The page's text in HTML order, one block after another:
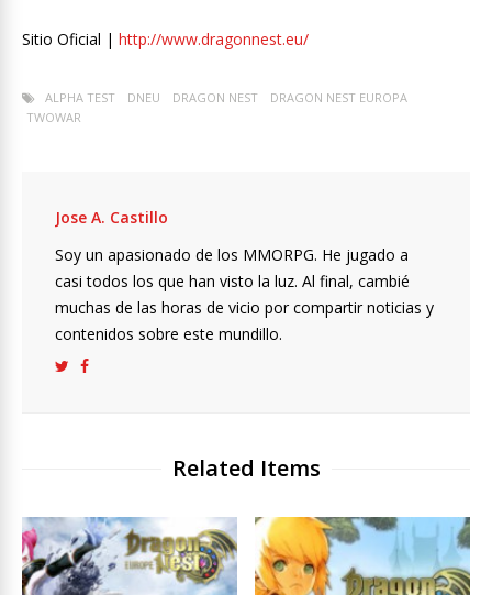
Sitio Oficial | http://www.dragonnest.eu/
ALPHA TEST DNEU DRAGON NEST
DRAGON NEST EUROPA
TWOWAR
Jose A. Castillo
Soy un apasionado de los MMORPG. He jugado a
casi todos los que han visto la luz. Al final, cambié
muchas de las horas de vicio por compartir noticias y
contenidos sobre este mundillo.
Related Items